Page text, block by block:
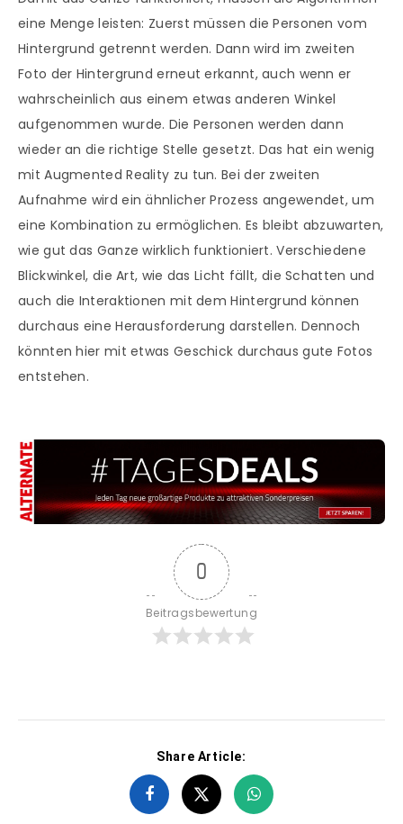
eine Menge leisten: Zuerst müssen die Personen vom
Hintergrund getrennt werden. Dann wird im zweiten
Foto der Hintergrund erneut erkannt, auch wenn er
wahrscheinlich aus einem etwas anderen Winkel
aufgenommen wurde. Die Personen werden dann
wieder an die richtige Stelle gesetzt. Das hat ein wenig
mit Augmented Reality zu tun. Bei der zweiten
Aufnahme wird ein ähnlicher Prozess angewendet, um
eine Kombination zu ermöglichen. Es bleibt abzuwarten,
wie gut das Ganze wirklich funktioniert. Verschiedene
Blickwinkel, die Art, wie das Licht fällt, die Schatten und
auch die Interaktionen mit dem Hintergrund können
durchaus eine Herausforderung darstellen. Dennoch
könnten hier mit etwas Geschick durchaus gute Fotos
entstehen.
0
Beitragsbewertung
Share Article: